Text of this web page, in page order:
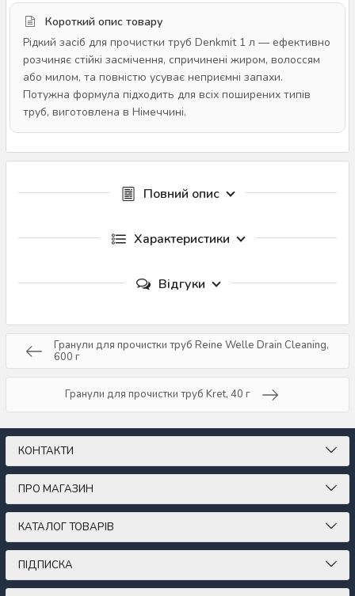
Короткий опис товару
Рідкий засіб для прочистки труб Denkmit 1 л — ефективно
розчиняє стійкі засмічення, спричинені жиром, волоссям
або милом, та повністю усуває неприємні запахи.
Потужна формула підходить для всіх поширених типів
труб, виготовлена в Німеччині.
Повний опис
Характеристики
Відгуки
Гранули для прочистки труб Reine Welle Drain Cleaning,
600 г
Гранули для прочистки труб Kret, 40 г
КОНТАКТИ
ПРО МАГАЗИН
КАТАЛОГ ТОВАРІВ
ПІДПИСКА